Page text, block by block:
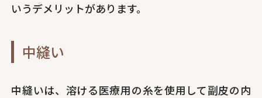
いうデメリットがあります。
中縫い
中縫いは、溶ける医療用の糸を使用して副皮の内